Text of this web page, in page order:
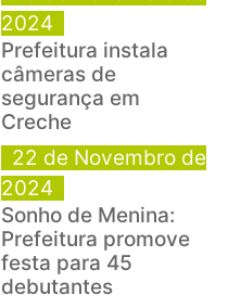
2024
Prefeitura instala
câmeras de
segurança em
Creche
22 de Novembro de
2024
Sonho de Menina:
Prefeitura promove
festa para 45
debutantes